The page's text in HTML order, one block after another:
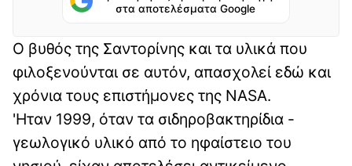
στα αποτελέσματα Google
Ο βυθός της Σαντορίνης και τα υλικά που
φιλοξενούνται σε αυτόν, απασχολεί εδώ και
χρόνια τους επιστήμονες της NASA.
'Ηταν 1999, όταν τα σιδηροβακτηρίδια -
γεωλογικό υλικό από το ηφαίστειο του